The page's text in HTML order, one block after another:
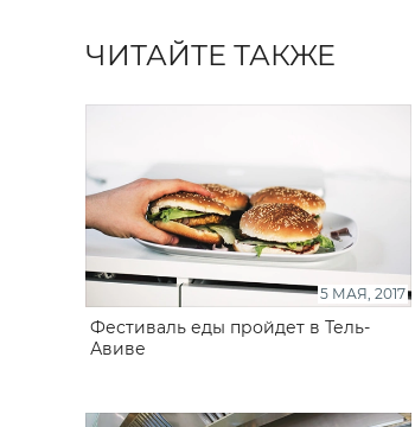
ЧИТАЙТЕ ТАКЖЕ
5 МАЯ, 2017
Фестиваль еды пройдет в Тель-
Авиве